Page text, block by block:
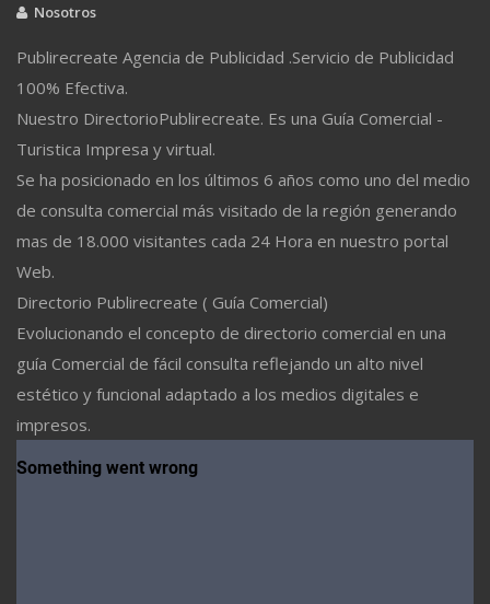
Nosotros
Publirecreate Agencia de Publicidad .Servicio de Publicidad
100% Efectiva.
Nuestro DirectorioPublirecreate. Es una Guía Comercial -
Turistica Impresa y virtual.
Se ha posicionado en los últimos 6 años como uno del medio
de consulta comercial más visitado de la región generando
mas de 18.000 visitantes cada 24 Hora en nuestro portal
Web.
Directorio Publirecreate ( Guía Comercial)
Evolucionando el concepto de directorio comercial en una
guía Comercial de fácil consulta reflejando un alto nivel
estético y funcional adaptado a los medios digitales e
impresos.